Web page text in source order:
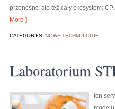
przenośne, ale też cały ekosystem:
More ]
CATEGORIES: NOWE TECHNOLOGIE
Laboratorium
ten
modelu